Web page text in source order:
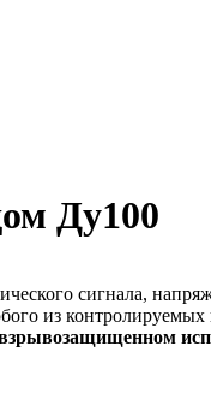
Ду100
сигнала,
из контролируемых